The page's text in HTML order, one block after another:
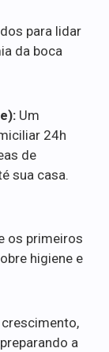
para lidar
da boca
Um
24h
de
sua casa.
os primeiros
higiene e
a